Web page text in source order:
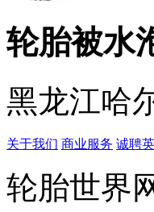
轮胎被水
黑龙江哈
关于我们 商业服务 诚聘
轮胎世界